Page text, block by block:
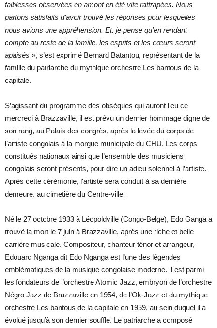
faiblesses observées en amont en été vite rattrapées. Nous
partons satisfaits d’avoir trouvé les réponses pour lesquelles
nous avions une appréhension. Et, je pense qu’en rendant
compte au reste de la famille, les esprits et les cœurs seront
apaisés », s’est exprimé Bernard Batantou, représentant de la
famille du patriarche du mythique orchestre Les bantous de la
capitale.
S’agissant du programme des obsèques qui auront lieu ce
mercredi à Brazzaville, il est prévu un dernier hommage digne de
son rang, au Palais des congrès, après la levée du corps de
l’artiste congolais à la morgue municipale du CHU. Les corps
constitués nationaux ainsi que l’ensemble des musiciens
congolais seront présents, pour dire un adieu solennel à l’artiste.
Après cette cérémonie, l’artiste sera conduit à sa dernière
demeure, au cimetière du Centre-ville.
Né le 27 octobre 1933 à Léopoldville (Congo-Belge), Edo Ganga a
trouvé la mort le 7 juin à Brazzaville, après une riche et belle
carrière musicale. Compositeur, chanteur ténor et arrangeur,
Edouard Nganga dit Edo Nganga est l’une des légendes
emblématiques de la musique congolaise moderne. Il est parmi
les fondateurs de l’orchestre Atomic Jazz, embryon de l’orchestre
Négro Jazz de Brazzaville en 1954, de l’Ok-Jazz et du mythique
orchestre Les bantous de la capitale en 1959, au sein duquel il a
évolué jusqu’à son dernier souffle. Le patriarche a composé